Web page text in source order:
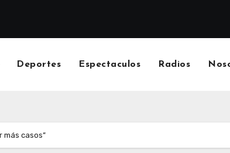
Deportes Espectaculos Radios
más casos”